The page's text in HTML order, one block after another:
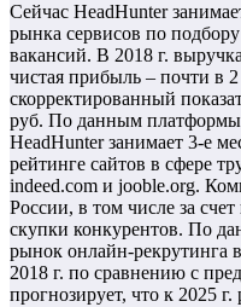
Сейчас HeadHunter
рынка сервисов по
вакансий. В 2018 г.
чистая прибыль – почти в
скорректированный
руб. По данным платформы
HeadHunter занимает 3-е
рейтинге сайтов в сфере
indeed.com и jooble.org.
России, в том числе за
скупки конкурентов. По
рынок онлайн-рекрутинга
2018 г. по сравнению с
прогнозирует, что к 2025